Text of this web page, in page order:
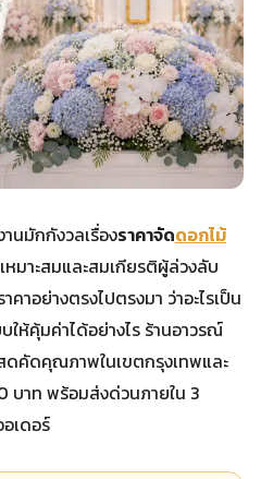
นมักกังวลเรื่องราคาจัดดอกไม้
หมาะสมและสมเกียรติผู้ล่วงลับ
าอย่างตรงไปตรงมา ว่าอะไรเป็น
ให้คุ้มค่าได้อย่างไร ร้านอาวรณ์
คัดคุณภาพในเขตกรุงเทพและ
บาท พร้อมส่งด่วนภายใน 3
เดอร์